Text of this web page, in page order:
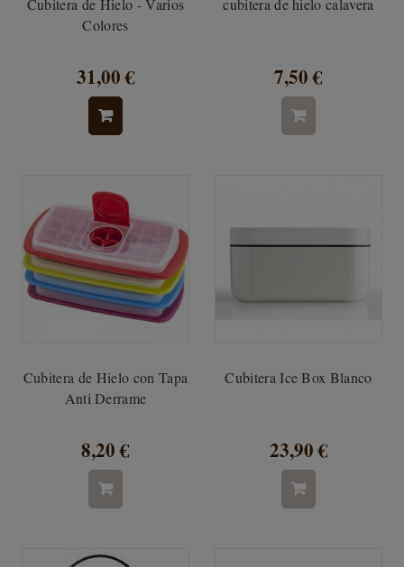
Cubitera de Hielo - Varios
Colores
31,00 €
cubitera de hielo calavera
7,50 €
Cubitera de Hielo con Tapa
Anti Derrame
8,20 €
Cubitera Ice Box Blanco
23,90 €